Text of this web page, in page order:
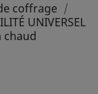
coffrage
UNIVERSEL
chaud